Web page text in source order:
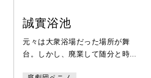
誠實浴池
元々は大衆浴場だった場所が舞
台。しかし、廃業して随分と時間